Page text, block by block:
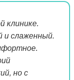
клинике.
и слаженный.
но с